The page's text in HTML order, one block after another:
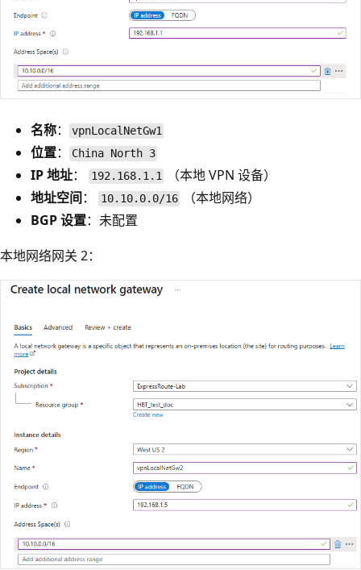
名称： vpnLocalNetGw1
位置： China North 3
IP 地址： 192.168.1.1
（本地 VPN 设备）
地址空间： 10.10.0.0/16
（本地网络）
BGP 设置：未配置
本地网络网关 2：